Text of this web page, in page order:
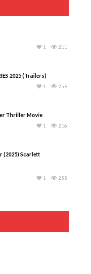
211
1
2025 (Trailers)
259
1
Thriller Movie
216
1
(2025) Scarlett
255
1